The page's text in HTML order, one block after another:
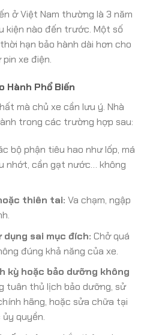
ở Việt Nam thường là 3 năm
kiện nào đến trước. Một số
hạn bảo hành dài hơn cho
xe điện.
Hành Phổ Biến
mà chủ xe cần lưu ý. Nhà
trong các trường hợp sau:
bộ phận tiêu hao như lốp, má
nhớt, cần gạt nước… không
thiên tai: Va chạm, ngập
dụng sai mục đích: Chở quá
đúng khả năng của xe.
kỳ hoặc bảo dưỡng không
tuân thủ lịch bảo dưỡng, sử
hãng, hoặc sửa chữa tại
quyền.